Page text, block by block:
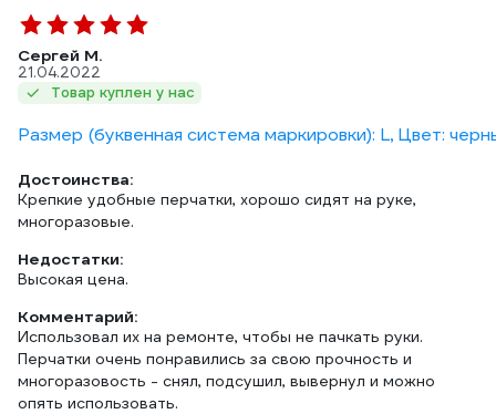
Сергей М.
21.04.2022
Товар куплен у нас
Размер (буквенная система маркировки): L, Цвет:
Достоинства:
Крепкие удобные перчатки, хорошо сидят на руке,
многоразовые.
Недостатки:
Высокая цена.
Комментарий:
Использовал их на ремонте, чтобы не пачкать руки.
Перчатки очень понравились за свою прочность и
многоразовость - снял, подсушил, вывернул и можно
опять использовать.